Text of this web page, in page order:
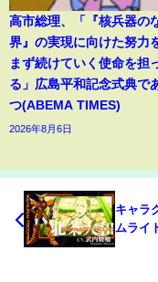
高市総理、「『核兵器の
界』の実現に向けた努力
まず続けていく使命を担
る」広島平和記念式典で
つ(ABEMA TIMES)
2026年8月6日
キャラ
ムライ